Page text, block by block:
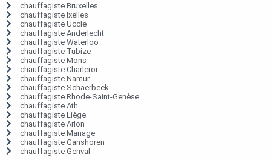
chauffagiste Bruxelles
chauffagiste Ixelles
chauffagiste Uccle
chauffagiste Anderlecht
chauffagiste Waterloo
chauffagiste Tubize
chauffagiste Mons
chauffagiste Charleroi
chauffagiste Namur
chauffagiste Schaerbeek
chauffagiste Rhode-Saint-Genèse
chauffagiste Ath
chauffagiste Liège
chauffagiste Arlon
chauffagiste Manage
chauffagiste Ganshoren
chauffagiste Genval